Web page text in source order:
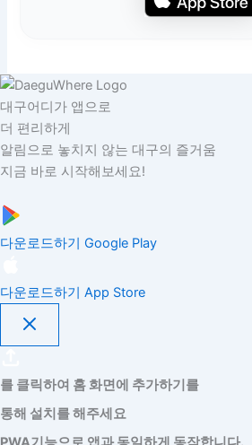
대구어디가 앱으로
더 편리하게
알림으로 놓치지 않는 대구의 즐거움
지금 바로 시작해보세요!
다운로드하기 Google Play
다운로드하기 App Store
를 클릭하여 홈 화면에 추가하기를
통해 설치를 해주세요